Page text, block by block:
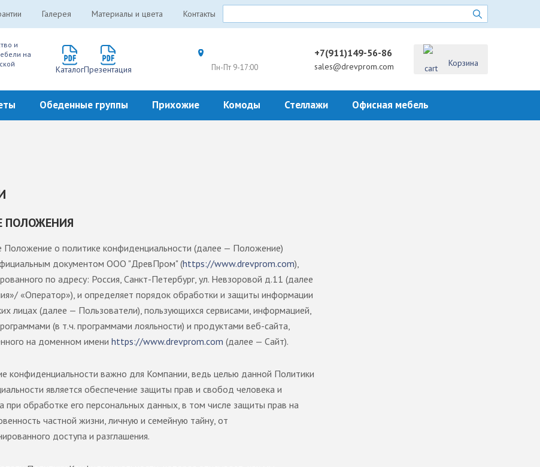
Галерея Материалы и цвета Контакты
и
на
КаталогПрезентация Пн-Пт 9-17:00
+7(911)149-56-86
sales@drevprom.com Корзина
Обеденные группы Прихожие Комоды Стеллажи Офисная мебель
ПОЛОЖЕНИЯ
Положение о политике конфиденциальности (далее — Положение)
документом ООО "ДревПром" (https://www.drevprom.com),
по адресу: Россия, Санкт-Петербург, ул. Невзоровой д.11 (далее
«Оператор»), и определяет порядок обработки и защиты информации
лицах (далее — Пользователи), пользующихся сервисами, информацией,
(в т.ч. программами лояльности) и продуктами веб-сайта,
на доменном имени https://www.drevprom.com (далее — Сайт).
конфиденциальности важно для Компании, ведь целью данной Политики
является обеспечение защиты прав и свобод человека и
при обработке его персональных данных, в том числе защиты прав на
частной жизни, личную и семейную тайну, от
доступа и разглашения.